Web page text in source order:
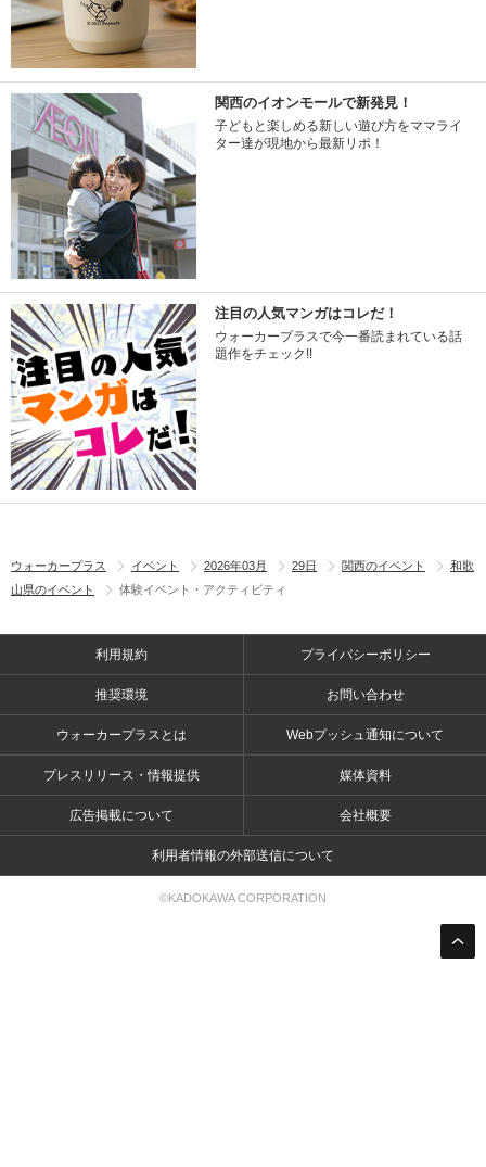
関西のイオンモールで新発見！
子どもと楽しめる新しい遊び方をママライ
ター達が現地から最新リポ！
注目の人気マンガはコレだ！
ウォーカープラスで今一番読まれている話
題作をチェック!!
ウォーカープラス イベント 2026年03月 29日 関西のイベント
和歌
山県のイベント
体験イベント・アクティビティ
利用規約 プライバシーポリシー
推奨環境 お問い合わせ
ウォーカープラスとは Webプッシュ通知について
プレスリリース・情報提供 媒体資料
広告掲載について 会社概要
利用者情報の外部送信について
©KADOKAWA CORPORATION